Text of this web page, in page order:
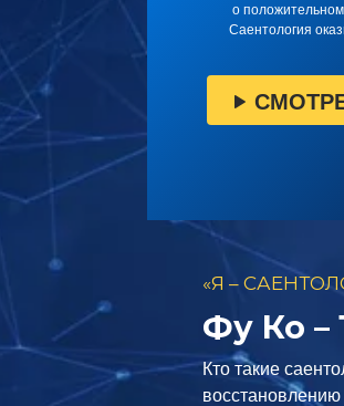
о
Саентология
«Я –
Фу Ко –
Кто такие